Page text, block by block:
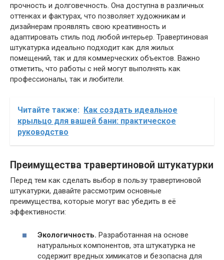
прочность и долговечность. Она доступна в различных
оттенках и фактурах, что позволяет художникам и
дизайнерам проявлять свою креативность и
адаптировать стиль под любой интерьер. Травертиновая
штукатурка идеально подходит как для жилых
помещений, так и для коммерческих объектов. Важно
отметить, что работы с ней могут выполнять как
профессионалы, так и любители.
Читайте также: Как создать идеальное
крыльцо для вашей бани: практическое
руководство
Преимущества травертиновой штукатурки
Перед тем как сделать выбор в пользу травертиновой
штукатурки, давайте рассмотрим основные
преимущества, которые могут вас убедить в её
эффективности:
Экологичность. Разработанная на основе
натуральных компонентов, эта штукатурка не
содержит вредных химикатов и безопасна для